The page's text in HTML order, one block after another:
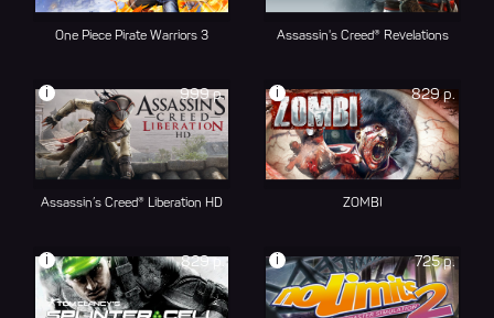
One Piece Pirate Warriors 3 Assassin's Creed® Revelations
999 р.
i
Assassin’s Creed® Liberation HD
829 р.
i
ZOMBI
829 р.
i 725 р.
i